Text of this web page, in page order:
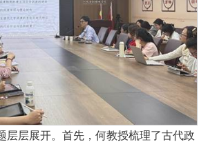
层层展开。首先，何教授梳理了古代政